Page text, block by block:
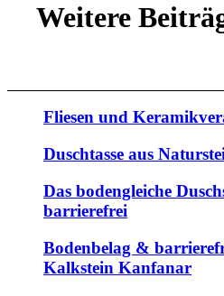
Weitere
Fliesen und
Duschtasse aus
Das bodengleiche
barrierefrei
Bodenbelag &
Kalkstein Kanfanar